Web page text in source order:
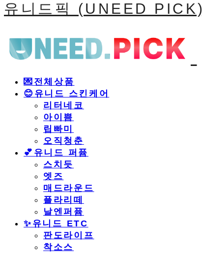
유니드픽 (UNEED PICK)
💌전체상품
😊유니드 스킨케어
리터네코
아이쁨
립빠미
오직청춘
💕유니드 퍼퓸
스치듯
엣즈
매드라운드
플라리떼
날엔퍼퓸
​✨유니드 ETC
판도라이프
착소스